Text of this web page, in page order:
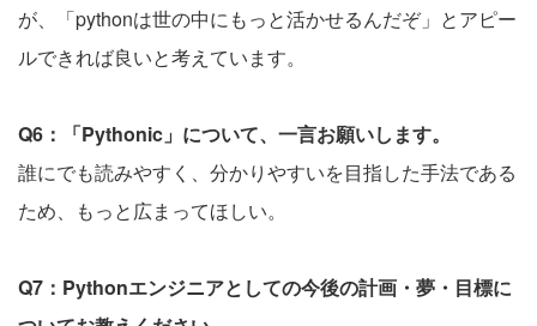
が、「pythonは世の中にもっと活かせるんだぞ」とアピー
ルできれば良いと考えています。
Q6：「Pythonic」について、一言お願いします。
誰にでも読みやすく、分かりやすいを目指した手法である
ため、もっと広まってほしい。
Q7：Pythonエンジニアとしての今後の計画・夢・目標に